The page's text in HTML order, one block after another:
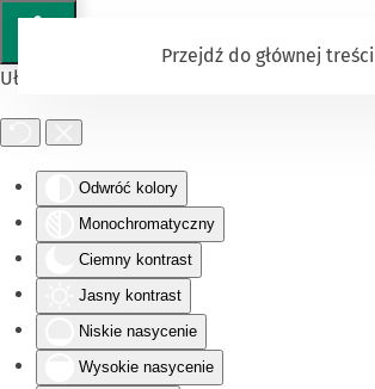
Ułatwienia dostępu
Odwróć kolory
Monochromatyczny
Ciemny kontrast
Jasny kontrast
Niskie nasycenie
Wysokie nasycenie
Przejdź do głównej treści